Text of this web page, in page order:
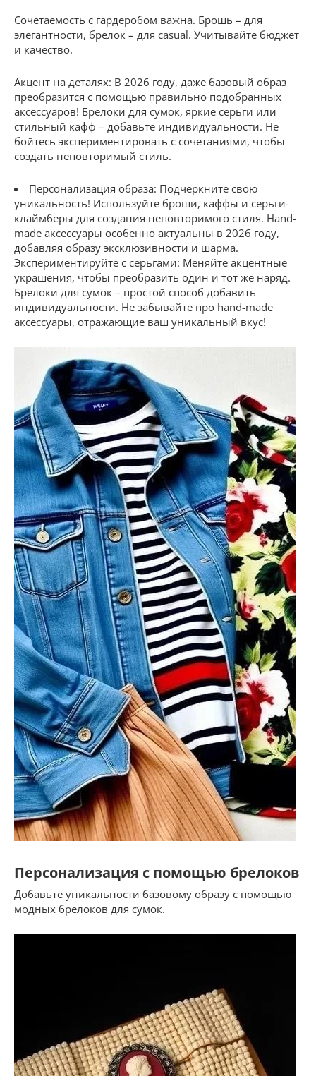
Сочетаемость с гардеробом важна. Брошь – для
элегантности, брелок – для casual. Учитывайте бюджет
и качество.
Акцент на деталях: В 2026 году, даже базовый образ
преобразится с помощью правильно подобранных
аксессуаров! Брелоки для сумок, яркие серьги или
стильный кафф – добавьте индивидуальности. Не
бойтесь экспериментировать с сочетаниями, чтобы
создать неповторимый стиль.
Персонализация образа: Подчеркните свою
уникальность! Используйте броши, каффы и серьги-
клаймберы для создания неповторимого стиля. Hand-
made аксессуары особенно актуальны в 2026 году,
добавляя образу эксклюзивности и шарма.
Экспериментируйте с серьгами: Меняйте акцентные
украшения, чтобы преобразить один и тот же наряд.
Брелоки для сумок – простой способ добавить
индивидуальности. Не забывайте про hand-made
аксессуары, отражающие ваш уникальный вкус!
Персонализация с помощью брелоков
Добавьте уникальности базовому образу с помощью
модных брелоков для сумок.